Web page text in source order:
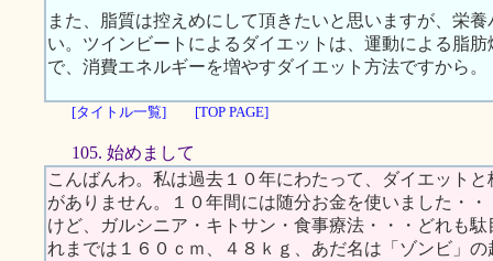
また、脂質は控えめにして頂きたいと思いますが、栄
い。ツインビートによるダイエットは、運動による脂
で、消費エネルギーを増やすダイエット方法ですから。
[タイトル一覧] [TOP PAGE]
105. 始めまして
こんばんわ。私は過去１０年にわたって、ダイエット
がありません。１０年間には随分お金を使いました・
けど、ガルシニア・キトサン・食事療法・・・どれも
れまでは１６０ｃｍ、４８ｋｇ、あだ名は「ゾンビ」